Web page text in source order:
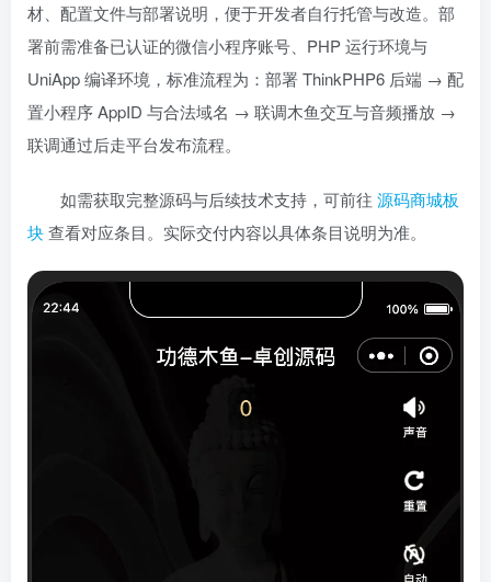
材、配置文件与部署说明，便于开发者自行托管与改造。部
署前需准备已认证的微信小程序账号、PHP 运行环境与
UniApp 编译环境，标准流程为：部署 ThinkPHP6 后端 → 配
置小程序 AppID 与合法域名 → 联调木鱼交互与音频播放 →
联调通过后走平台发布流程。
如需获取完整源码与后续技术支持，可前往 源码商城板
块查看对应条目。实际交付内容以具体条目说明为准。